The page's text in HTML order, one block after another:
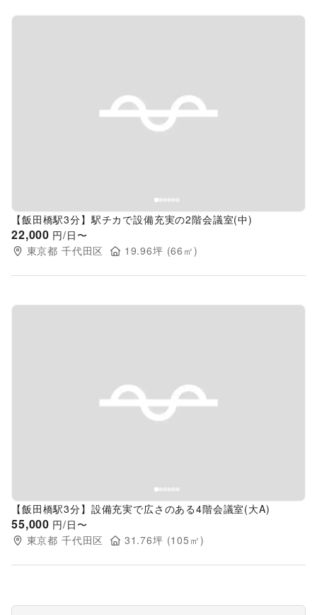
Previous slide
【飯田橋駅3分】駅チカで設備充実の2階会議室(中)
22,000 円/日〜
東京都 千代田区 19.96坪 (66 ㎡)
Previous slide
【飯田橋駅3分】設備充実で広さのある4階会議室(大A)
55,000 円/日〜
東京都 千代田区 31.76坪 (105 ㎡)